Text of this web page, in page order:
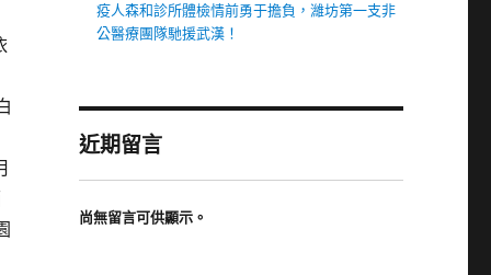
疫人森和診所體檢情前勇于擔負，濰坊第一支非
公醫療團隊馳援武漢！
近期留言
尚無留言可供顯示。